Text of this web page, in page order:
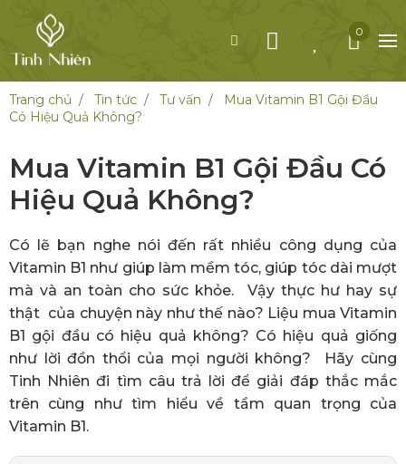
0
Trang chủ Tin tức Tư vấn
Mua Vitamin B1 Gội Đầu
Có Hiệu Quả Không?
Mua Vitamin B1 Gội Đầu Có
Hiệu Quả Không?
Có lẽ bạn nghe nói đến rất nhiều công dụng của
Vitamin B1 như giúp làm mềm tóc, giúp tóc dài mượt
mà và an toàn cho sức khỏe. Vậy thực hư hay sự
thật của chuyện này như thế nào? Liệu mua Vitamin
B1 gội đầu có hiệu quả không? Có hiệu quả giống
như lời đồn thổi của mọi người không? Hãy cùng
Tinh Nhiên đi tìm câu trả lời để giải đáp thắc mắc
trên cùng như tìm hiểu về tầm quan trọng của
Vitamin B1.